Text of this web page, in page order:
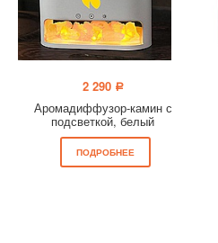
2 290 a
Аромадиффузор-камин с
подсветкой, белый
ПОДРОБНЕЕ